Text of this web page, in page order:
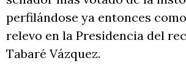
perfilándose ya entonces
relevo en la Presidencia del
Tabaré Vázquez.